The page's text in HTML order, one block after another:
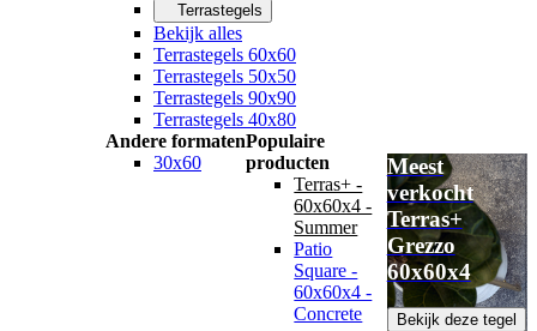
Terrastegels
Bekijk alles
Terrastegels 60x60
Terrastegels 50x50
Terrastegels 90x90
Terrastegels 40x80
Andere formaten
30x60
Populaire
producten
Terras+ -
60x60x4 -
Summer
Patio
Square -
60x60x4 -
Concrete
Meest
verkocht
Terras+
Grezzo
60x60x4
Bekijk deze tegel